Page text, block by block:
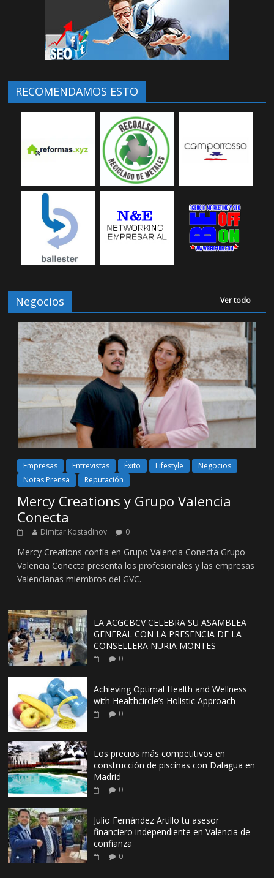
RECOMENDAMOS ESTO
Negocios Ver todo
Empresas Entrevistas Éxito Lifestyle
Negocios
Notas Prensa
Reputación
Mercy Creations y Grupo Valencia
Conecta
Dimitar Kostadinov 0
Mercy Creations confía en Grupo Valencia Conecta Grupo
Valencia Conecta presenta los profesionales y las empresas
Valencianas miembros del GVC.
LA ACGCBCV CELEBRA SU ASAMBLEA
GENERAL CON LA PRESENCIA DE LA
CONSELLERA NURIA MONTES
0
Achieving Optimal Health and Wellness
with Healthcircle’s Holistic Approach
0
Los precios más competitivos en
construcción de piscinas con Dalagua en
Madrid
0
Julio Fernández Artillo tu asesor
financiero independiente en Valencia de
confianza
0